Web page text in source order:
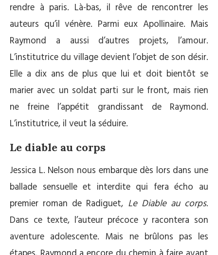
rendre à paris. Là-bas, il rêve de rencontrer les
auteurs qu’il vénère. Parmi eux Apollinaire. Mais
Raymond a aussi d’autres projets, l’amour.
L’institutrice du village devient l’objet de son désir.
Elle a dix ans de plus que lui et doit bientôt se
marier avec un soldat parti sur le front, mais rien
ne freine l’appétit grandissant de Raymond.
L’institutrice, il veut la séduire.
Le diable au corps
Jessica L. Nelson nous embarque dès lors dans une
ballade sensuelle et interdite qui fera écho au
premier roman de Radiguet, Le Diable au corps.
Dans ce texte, l’auteur précoce y racontera son
aventure adolescente. Mais ne brûlons pas les